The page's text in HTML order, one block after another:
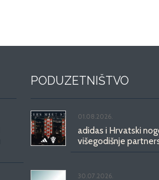
PODUZETNIŠTVO
01.08.2026.
adidas i Hrvatski
višegodišnje
30.07.2026.